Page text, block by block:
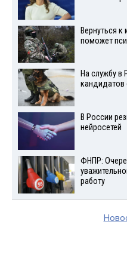
Вернуться
поможет
На службу в
кандидатов
В России
нейросетей
ФНПР:
работу